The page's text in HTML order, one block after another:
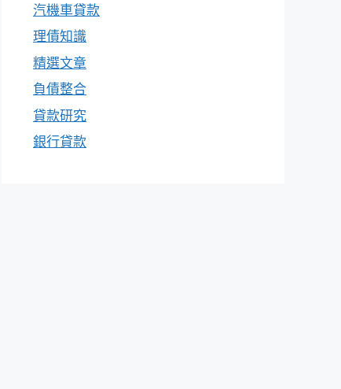
汽機車貸款
理債知識
精選文章
負債整合
貸款研究
銀行貸款